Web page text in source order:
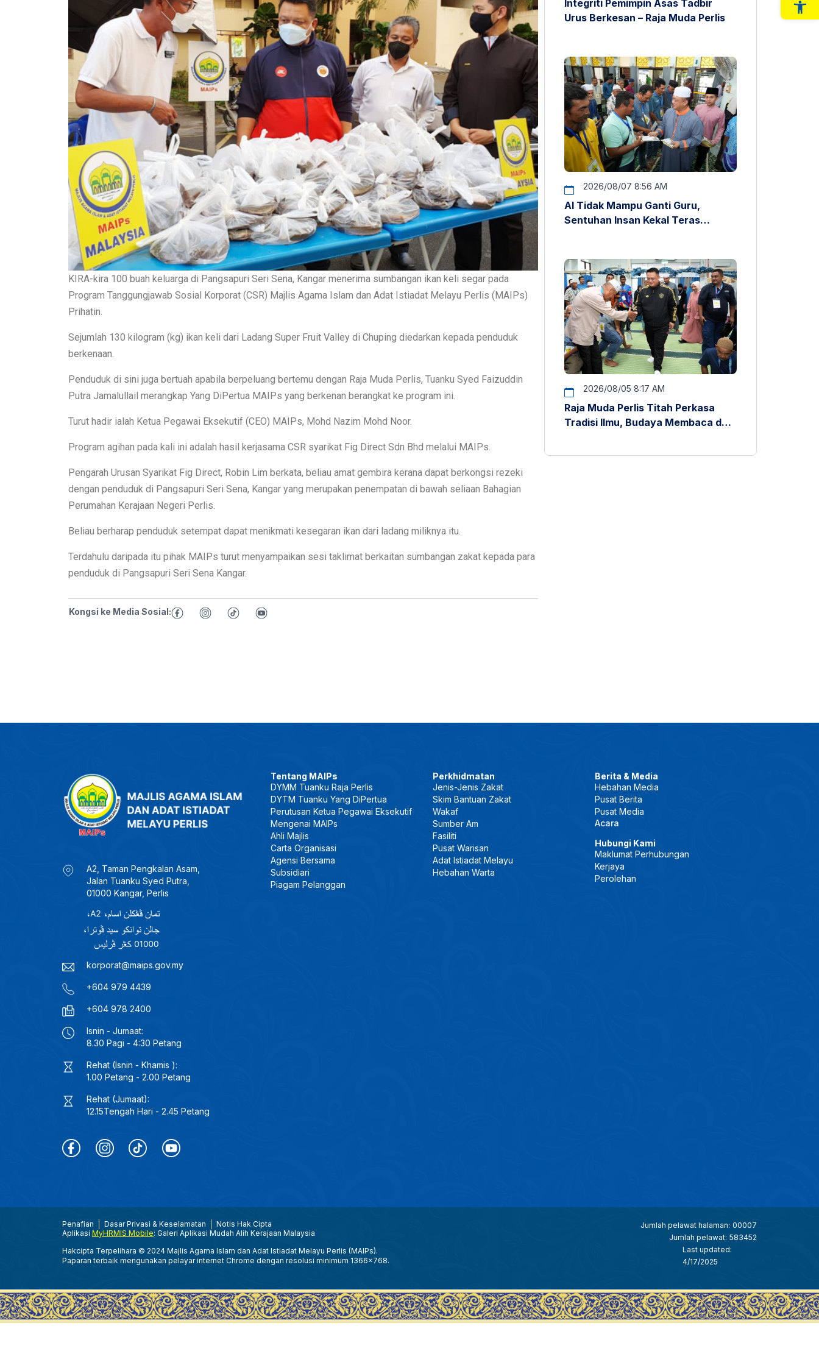
KIRA-kira 100 buah keluarga di Pangsapuri Seri Sena, Kangar menerima sumbangan ikan keli segar pada
Program Tanggungjawab Sosial Korporat (CSR) Majlis Agama Islam dan Adat Istiadat Melayu Perlis (MAIPs)
Prihatin.
Sejumlah 130 kilogram (kg) ikan keli dari Ladang Super Fruit Valley di Chuping diedarkan kepada penduduk
berkenaan.
Penduduk di sini juga bertuah apabila berpeluang bertemu dengan Raja Muda Perlis, Tuanku Syed Faizuddin
Putra Jamalullail merangkap Yang DiPertua MAIPs yang berkenan berangkat ke program ini.
Turut hadir ialah Ketua Pegawai Eksekutif (CEO) MAIPs, Mohd Nazim Mohd Noor.
Program agihan pada kali ini adalah hasil kerjasama CSR syarikat Fig Direct Sdn Bhd melalui MAIPs.
Pengarah Urusan Syarikat Fig Direct, Robin Lim berkata, beliau amat gembira kerana dapat berkongsi rezeki
dengan penduduk di Pangsapuri Seri Sena, Kangar yang merupakan penempatan di bawah seliaan Bahagian
Perumahan Kerajaan Negeri Perlis.
Beliau berharap penduduk setempat dapat menikmati kesegaran ikan dari ladang miliknya itu.
Terdahulu daripada itu pihak MAIPs turut menyampaikan sesi taklimat berkaitan sumbangan zakat kepada para
penduduk di Pangsapuri Seri Sena Kangar.
Kongsi ke Media Sosial:
Integriti Pemimpin Asas Tadbir
Urus Berkesan – Raja Muda Perlis
2026/08/07 8:56 AM
AI Tidak Mampu Ganti Guru,
Sentuhan Insan Kekal Teras
2026/08/05 8:17 AM
Raja Muda Perlis Titah Perkasa
Tradisi Ilmu, Budaya Membaca dan
A2, Taman Pengkalan Asam,
Jalan Tuanku Syed Putra,
01000 Kangar, Perlis
korporat@maips.gov.my
+604 979 4439
+604 978 2400
Isnin - Jumaat:
8.30 Pagi - 4:30 Petang
Rehat (Isnin - Khamis ):
1.00 Petang - 2.00 Petang
Rehat (Jumaat):
12.15Tengah Hari - 2.45 Petang
Tentang MAIPs
DYMM Tuanku Raja Perlis
DYTM Tuanku Yang DiPertua
Perutusan Ketua Pegawai Eksekutif
Mengenai MAIPs
Ahli Majlis
Carta Organisasi
Agensi Bersama
Subsidiari
Piagam Pelanggan
Perkhidmatan
Jenis-Jenis Zakat
Skim Bantuan Zakat
Wakaf
Sumber Am
Fasiliti
Pusat Warisan
Adat Istiadat Melayu
Hebahan Warta
Berita & Media
Hebahan Media
Pusat Berita
Pusat Media
Acara
Hubungi Kami
Maklumat Perhubungan
Kerjaya
Perolehan
Penafian Dasar Privasi & Keselamatan
Notis Hak Cipta
Aplikasi MyHRMIS Mobile: Galeri Aplikasi Mudah Alih Kerajaan Malaysia
Hakcipta Terpelihara © 2024 Majlis Agama Islam dan Adat Istiadat Melayu Perlis (MAIPs).
Paparan terbaik mengunakan pelayar internet Chrome dengan resolusi minimum 1366x768.
Jumlah pelawat halaman: 00007
Jumlah pelawat: 583452
Last updated:
4/17/2025